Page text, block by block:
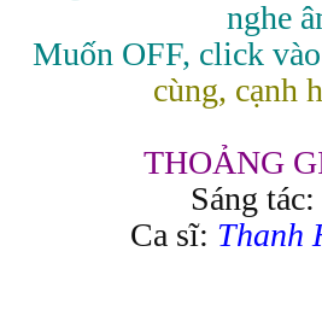
nghe
Muốn OFF, click
cùng, cạnh
THOẢNG
Sáng tác:
Ca sĩ: Thanh